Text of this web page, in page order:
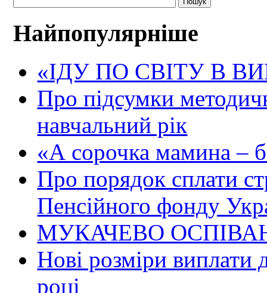
Найпопулярніше
«ІДУ ПО СВІТУ В
Про підсумки
навчальний рік
«А сорочка мамина –
Про порядок сплати
Пенсійного фонду
МУКАЧЕВО
Нові розміри виплати
році